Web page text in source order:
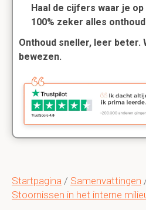
Startpagina / Samenvattingen
Stoornissen in het interne
Haal de cijfers waar je
100% zeker alles
Onthoud sneller, leer beter.
bewezen.